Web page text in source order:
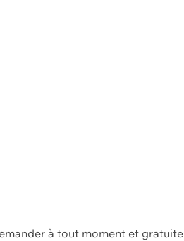
à tout moment et